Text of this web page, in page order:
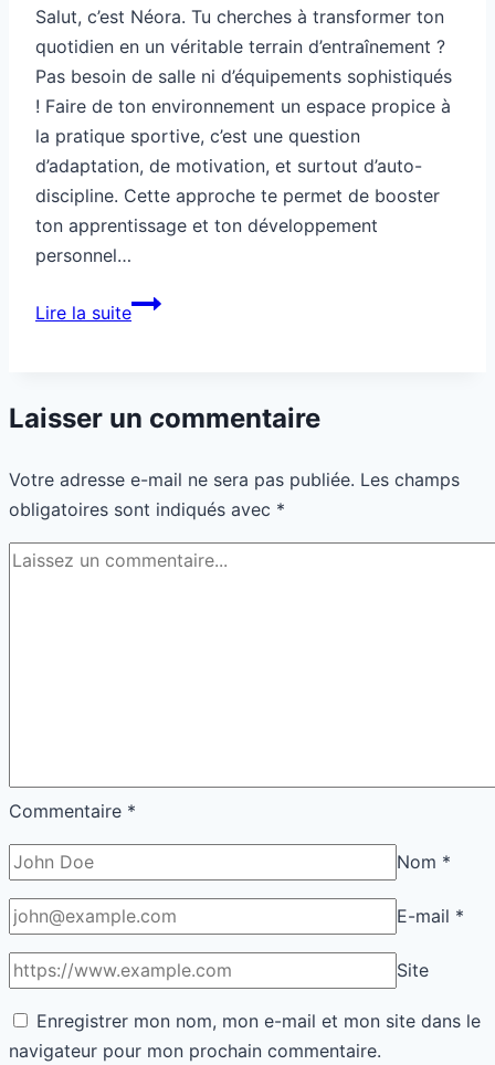
Salut, c’est Néora. Tu cherches à transformer ton
quotidien en un véritable terrain d’entraînement ?
Pas besoin de salle ni d’équipements sophistiqués
! Faire de ton environnement un espace propice à
la pratique sportive, c’est une question
d’adaptation, de motivation, et surtout d’auto-
discipline. Cette approche te permet de booster
ton apprentissage et ton développement
personnel…
Lire la suiteComment
environnement
terrain
d’entraînement
Laisser un commentaire
Votre adresse e-mail ne sera pas publiée. Les champs
obligatoires sont indiqués avec *
Commentaire *
Nom *
E-mail *
Site
Enregistrer mon nom, mon e-mail et mon site dans le
navigateur pour mon prochain commentaire.